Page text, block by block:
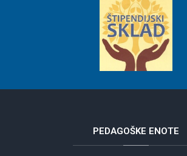
PEDAGOŠKE ENOTE